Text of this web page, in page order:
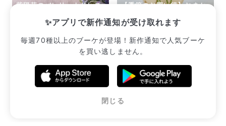
✨アプリで新作通知が受け取れます
毎週70種以上のブーケが登場！新作通知で人気ブーケ
を買い逃しません。
閉じる
紫陽花のバレリーナドレス
【季節のお買い得】おまか
¥2,310
販売中のブーケ一覧へ